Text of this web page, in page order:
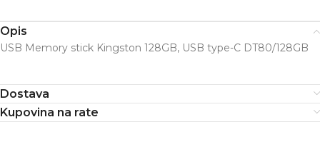
Opis
USB Memory stick Kingston 128GB, USB type-C DT80/128GB
Dostava
Kupovina na rate